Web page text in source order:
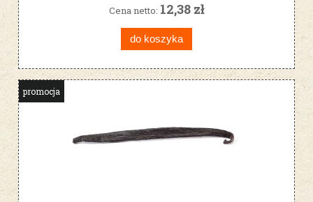
Cena netto: 12,38 zł
do koszyka
promocja